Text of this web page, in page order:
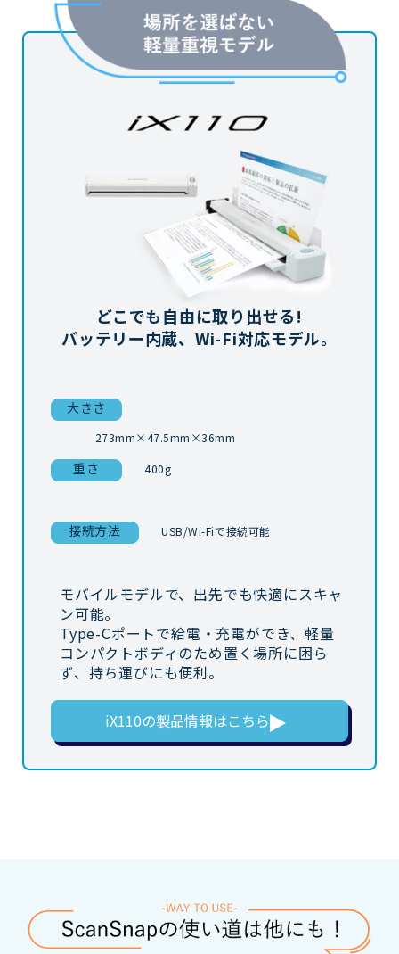
どこでも自由に取り出せる!
バッテリー内蔵、Wi-Fi対応モデル。
大きさ
273mm×47.5mm×36mm
重さ 400g
接続方法 USB/Wi-Fiで接続可能
モバイルモデルで、出先でも快適にスキャ
ン可能。
Type-Cポートで給電・充電ができ、軽量
コンパクトボディのため置く場所に困ら
ず、持ち運びにも便利。
iX110の製品情報はこちら